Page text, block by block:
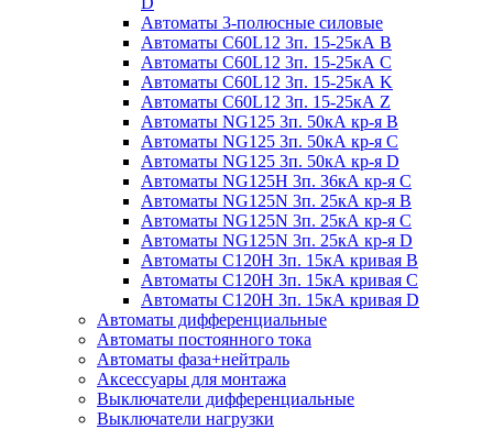
Автоматы 3-полюсные силовые
Автоматы C60L12 3п. 15-25кА B
Автоматы C60L12 3п. 15-25кА C
Автоматы C60L12 3п. 15-25кА K
Автоматы C60L12 3п. 15-25кА Z
Автоматы NG125 3п. 50кА кр-я B
Автоматы NG125 3п. 50кА кр-я C
Автоматы NG125 3п. 50кА кр-я D
Автоматы NG125H 3п. 36кА кр-я C
Автоматы NG125N 3п. 25кА кр-я B
Автоматы NG125N 3п. 25кА кр-я C
Автоматы NG125N 3п. 25кА кр-я D
Автоматы С120Н 3п. 15кА кривая B
Автоматы С120Н 3п. 15кА кривая C
Автоматы С120Н 3п. 15кА кривая D
Автоматы дифференциальные
Автоматы постоянного тока
Автоматы фаза+нейтраль
Аксессуары для монтажа
Выключатели дифференциальные
Выключатели нагрузки